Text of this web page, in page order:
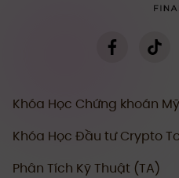
Khóa Học Chứng khoán
Khóa Học Đầu tư Crypto
Phân Tích Kỹ Thuật (TA)